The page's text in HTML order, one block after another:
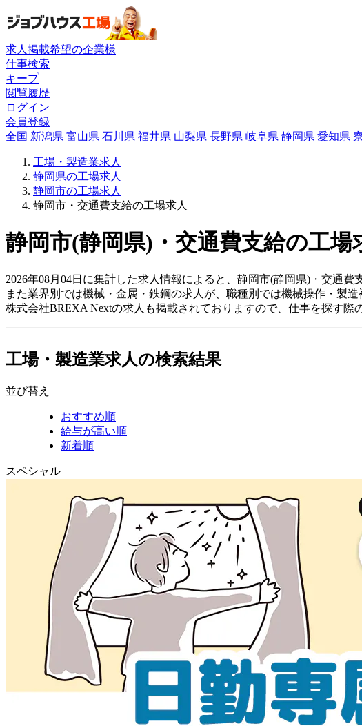
求人掲載希望の企業様
仕事検索
キープ
閲覧履歴
ログイン
会員登録
全国 新潟県 富山県 石川県 福井県 山梨県 長野県 岐阜県 静岡県 愛知県
工場・製造業求人
静岡県の工場求人
静岡市の工場求人
静岡市・交通費支給の工場求人
静岡市(静岡県)・交通費支給の工場
2026年08月04日に集計した求人情報によると、静岡市(静岡県)・交通
また業界別では機械・金属・鉄鋼の求人が、職種別では機械操作・製
株式会社BREXA Nextの求人も掲載されておりますので、仕事を探す際
工場・製造業求人の検索結果
並び替え
おすすめ順
給与が高い順
新着順
スペシャル